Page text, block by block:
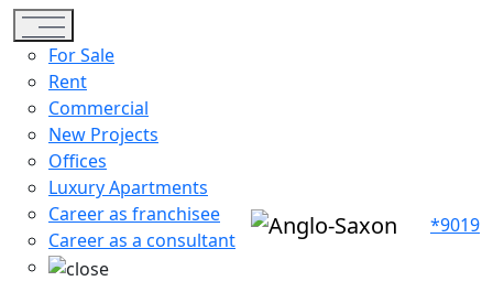
Toggle navigation
For Sale
Rent
Commercial
New Projects
Offices
Luxury Apartments
Career as franchisee
Career as a consultant
*9019